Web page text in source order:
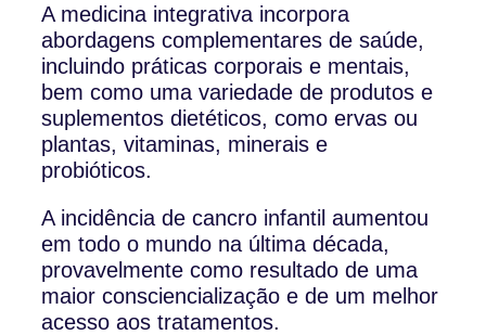
A medicina integrativa incorpora
abordagens complementares de saúde,
incluindo práticas corporais e mentais,
bem como uma variedade de produtos e
suplementos dietéticos, como ervas ou
plantas, vitaminas, minerais e
probióticos.
A incidência de cancro infantil aumentou
em todo o mundo na última década,
provavelmente como resultado de uma
maior consciencialização e de um melhor
acesso aos tratamentos.